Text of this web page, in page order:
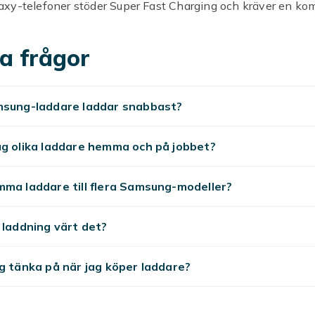
telefoner stöder Super Fast Charging och kräver en
Charging — kompatibla
Fast Charging kräver en kompatibel 25W
Fast Charging-laddare laddar Galaxy S-serien till 50%
frågor
laddare laddar snabbast?
olika laddare hemma och på jobbet?
laddare till flera Samsung-modeller?
värt det?
tänka på när jag köper laddare?